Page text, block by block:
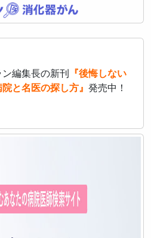
編集長の新刊
『後悔しない
と名医の探し方』 発売中！